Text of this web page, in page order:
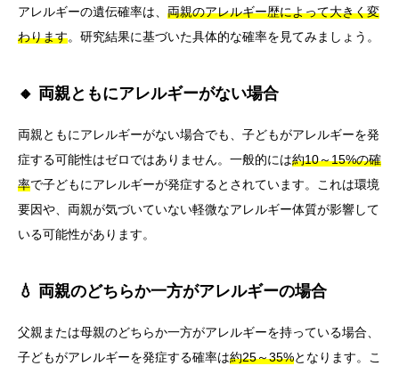
アレルギーの遺伝確率は、 両親のアレルギー歴によって大きく変
わります。研究結果に基づいた具体的な確率を見てみましょう。
🔸 両親ともにアレルギーがない場合
両親ともにアレルギーがない場合でも、子どもがアレルギーを発
症する可能性はゼロではありません。一般的には約10～15%の確
率で子どもにアレルギーが発症するとされています。これは環境
要因や、両親が気づいていない軽微なアレルギー体質が影響して
いる可能性があります。
💧 両親のどちらか一方がアレルギーの場合
父親または母親のどちらか一方がアレルギーを持っている場合、
子どもがアレルギーを発症する確率は約25～35%となります。こ